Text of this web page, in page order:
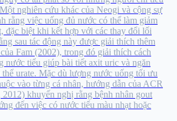
nghiên cứu khác của Neogi và cộng sự
rằng việc uống đủ nước có thể làm giảm
đặc biệt khi kết hợp với các thay đổi lối
sau tác động này được giải thích thêm
Fam (2002), trong đó giải thích cách
nước tiểu giúp bài tiết axit uric và ngăn
urate. Mặc dù lượng nước uống tối ưu
vào từng cá nhân, hướng dẫn của ACR
khuyến nghị rằng bệnh nhân gout
đến việc có nước tiểu màu nhạt hoặc